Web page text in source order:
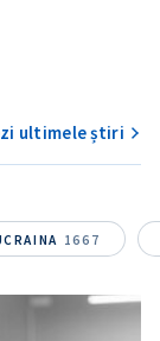
ultimele știri
1667